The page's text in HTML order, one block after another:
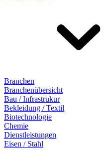
Branchen
Branchenübersicht
Bau / Infrastrukur
Bekleidung / Textil
Biotechnologie
Chemie
Dienstleistungen
Eisen / Stahl